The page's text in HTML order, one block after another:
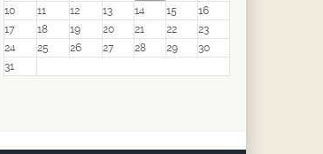
10
11 12 13 14 15
16
17
18 19 20 21 22
23
24
25 26 27 28 29
30
31